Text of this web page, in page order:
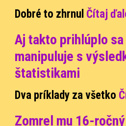
Dobré to zhrnul Čítaj
Aj takto prihlúplo sa
manipuluje s
štatistikami
Dva príklady za všetko
Zomrel mu 16-